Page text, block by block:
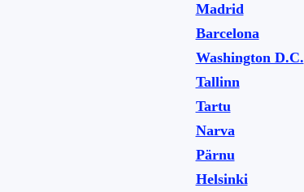
Madrid
Barcelona
Washington D.C.
Tallinn
Tartu
Narva
Pärnu
Helsinki